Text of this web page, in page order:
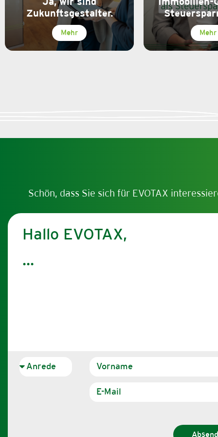
Ja, wir sind
Zukunftsgestalter.
Mehr
Immobilien-
Mehr
Schön, dass Sie sich für EVOTAX
Hallo EVOTAX,